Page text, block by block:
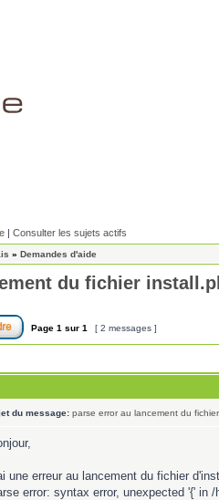
| Consulter les sujets actifs
» Demandes d'aide
du fichier
Page 1 sur 1 [ 2 messages ]
du message: parse error au lancement du
une erreur au lancement du fichier
error: syntax error, unexpected '{' in